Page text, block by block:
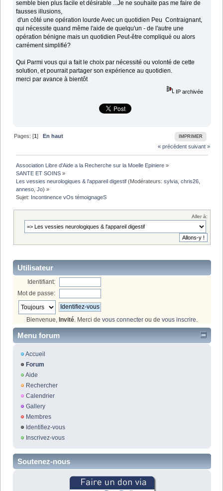
semble bien plus facile et désirable ...Je ne souhaite pas me faire de
fausses illusions,
d'un côté une opération lourde Avec un quotidien Peu Contraignant,
qui nécessite quand même l'aide de quelqu'un - de l'autre une
opération bénigne mais un quotidien Peut-être compliqué ou alors
carrément simplifié?
Qui Parmi vous qui a fait le choix par nécessité ou volonté de cette
solution, et pourrait partager son expérience au quotidien.
merci par avance à bientôt
IP archivée
IMPRIMER
Pages: [1]En haut
« précédent suivant »
Association Libre d'Aide a la Recherche sur la Moelle Epiniere »
SANTE ET SOINS »
Les vessies neurologiques & l'appareil digestif (Modérateurs:sylvia ,chris26
anneso ,Jo) »
Sujet: Incontinence vOs témoignageS
Aller à:
Utilisateur
Identifiant:
Mot de passe:
Bienvenue, Invité . Merci de vous connecter ou de vous inscrire
Menu forum
Accueil
Forum
Aide
Rechercher
Calendrier
Gallery
Membres
Identifiez-vous
Inscrivez-vous
Soutenez-nous